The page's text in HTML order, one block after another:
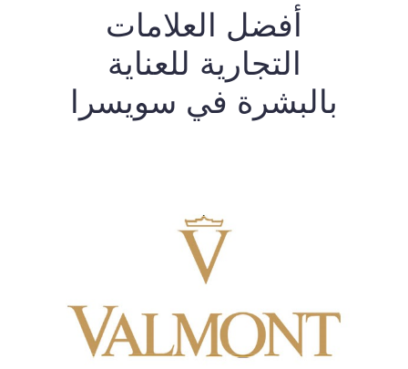
أفضل العلامات
التجارية للعناية
بالبشرة في سويسرا